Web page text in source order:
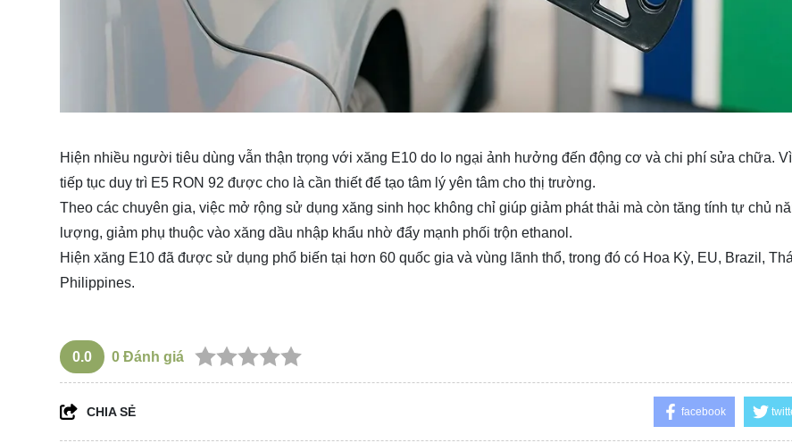
Hiện nhiều người tiêu dùng vẫn thận trọng với xăng E10 do lo ngại ảnh hưởng đến động cơ và chi phí sửa chữa.
tiếp tục duy trì E5 RON 92 được cho là cần thiết để tạo tâm lý yên tâm cho thị trường.
Theo các chuyên gia, việc mở rộng sử dụng xăng sinh học không chỉ giúp giảm phát thải mà còn tăng tính tự chủ
lượng, giảm phụ thuộc vào xăng dầu nhập khẩu nhờ đẩy mạnh phối trộn ethanol.
Hiện xăng E10 đã được sử dụng phổ biến tại hơn 60 quốc gia và vùng lãnh thổ, trong đó có Hoa Kỳ, EU, Brazil,
Philippines.
0.0 0 Đánh giá
CHIA SẺ facebook